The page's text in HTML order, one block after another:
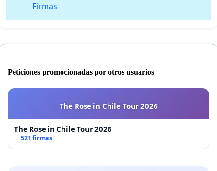
¡¡¡POR LA PATRIA GRANDE!!!
Gabriel Jaime Franco (Poeta. Colombia).
Roberto Arizmendi (Poeta. México).
Ricardo Moyano (Músico. Argentina) Vicente Muleiro
(Poeta. Argentina) Carlos Aldazábal (Poeta. Argentina).
Michel Sigler (Diseñador Multimedia. México).
Marta Cwielong (Poeta. Argentina).
Firmas
Peticiones promocionadas por otros usuarios
The Rose in Chile Tour 2026
The Rose in Chile Tour 2026
521 firmas